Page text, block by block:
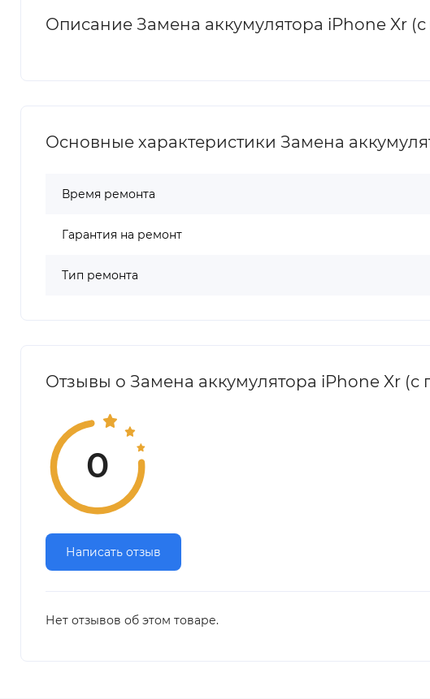
Описание Замена аккумулятора iPhone Xr (с
Основные характеристики Замена
Время ремонта
Гарантия на ремонт
Тип ремонта
Отзывы о Замена аккумулятора iPhone Xr (с
0
Написать отзыв
Нет отзывов об этом товаре.